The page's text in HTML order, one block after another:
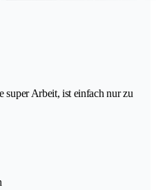
super Arbeit, ist einfach nur zu